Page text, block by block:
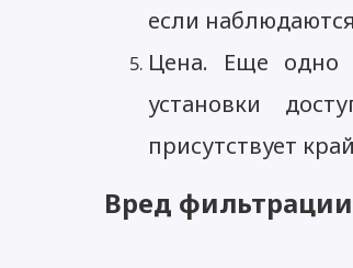
если
Цена. Еще одно
установки
присутствует
Вред